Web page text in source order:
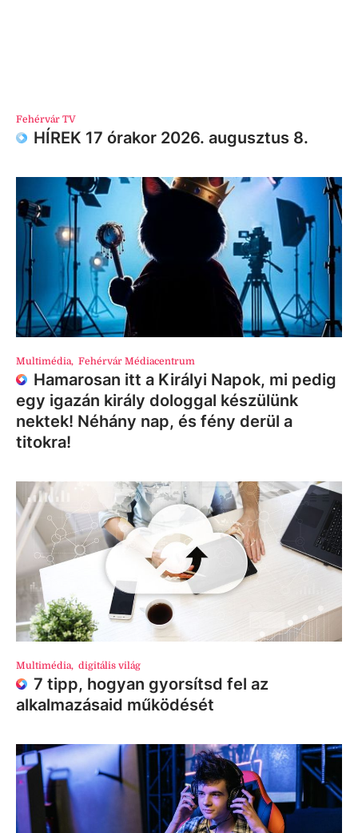
Fehérvár TV
HÍREK 17 órakor 2026. augusztus 8.
Multimédia, Fehérvár Médiacentrum
Hamarosan itt a Királyi Napok, mi pedig
egy igazán király dologgal készülünk
nektek! Néhány nap, és fény derül a
titokra!
Multimédia, digitális világ
7 tipp, hogyan gyorsítsd fel az
alkalmazásaid működését